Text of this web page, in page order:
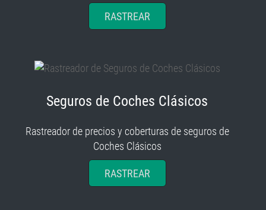
RASTREAR
Seguros de Coches Clásicos
Rastreador de precios y coberturas de seguros de
Coches Clásicos
RASTREAR